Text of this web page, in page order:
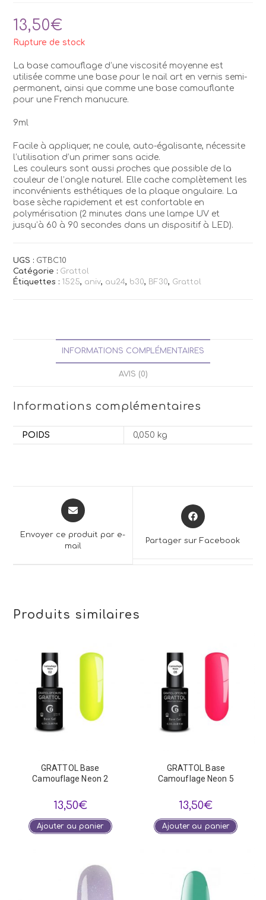
13,50€
Rupture de stock
La base camouflage d’une viscosité moyenne est
utilisée comme une base pour le nail art en vernis semi-
permanent, ainsi que comme une base camouflante
pour une French manucure.
9ml
Facile à appliquer, ne coule, auto-égalisante, nécessite
l’utilisation d’un primer sans acide.
Les couleurs sont aussi proches que possible de la
couleur de l’ongle naturel. Elle cache complètement les
inconvénients esthétiques de la plaque ongulaire. La
base sèche rapidement et est confortable en
polymérisation (2 minutes dans une lampe UV et
jusqu’à 60 à 90 secondes dans un dispositif à LED).
UGS : GTBC10
Catégorie : Grattol
Étiquettes : 1525, aniv, au24, b30, BF30, Grattol
INFORMATIONS COMPLÉMENTAIRES
AVIS (0)
Informations complémentaires
POIDS 0,050 kg
Opens
in
new
Envoyer ce produit par e-
mail
Opens
in
Partager sur Facebook
Produits similaires
GRATTOL Base
Camouflage Neon 2
13,50€
Ajouter au panier
GRATTOL Base
Camouflage Neon 5
13,50€
Ajouter au panier